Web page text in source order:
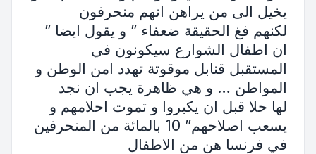
يخيل الى من يراهن انهم منحرفون
لكنهم فغ الحقيقة ضعفاء ” و يقول ايضا ”
ان اطفال الشوارع سيكونون في
المستقبل قنابل موقوتة تهدد امن الوطن و
المواطن … و هي ظاهرة يجب ان نجد
لها حلا قبل ان يكبروا و تموت احلامهم و
يسعب اصلاحهم” 10 بالمائة من المنحرفين
في فرنسا هن من الاطفال